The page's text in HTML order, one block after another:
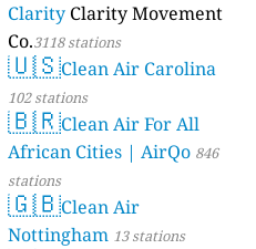
Clarity Clarity Movement
Co.3118 stations
🇺🇸Clean Air Carolina
102 stations
🇧🇷Clean Air For All
African Cities | AirQo 846
stations
🇬🇧Clean Air
Nottingham 13 stations